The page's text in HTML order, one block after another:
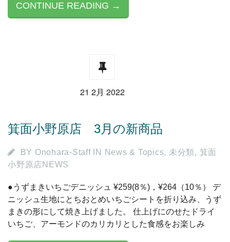
CONTINUE READING →
21 2月 2022
箕面小野原店 3月の新商品
BY Onohara-StaffIN News & Topics, 未分類, 箕面
小野原店NEWS
●うずまきいちごデニッシュ ¥259(8％)，¥264（10％） デ
ニッシュ生地にとちおとめいちごシートを折り込み、うず
まきの形にして焼き上げました。 仕上げにのせたドライ
いちご、アーモンドのカリカリとした食感をお楽しみ